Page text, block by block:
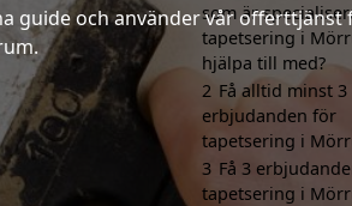
guide och använder vår offerttjänst
som är
tapetsering i
hjälpa till med?
2 Få alltid minst 3
erbjudanden för
tapetsering i
3 Få 3
tapetsering i